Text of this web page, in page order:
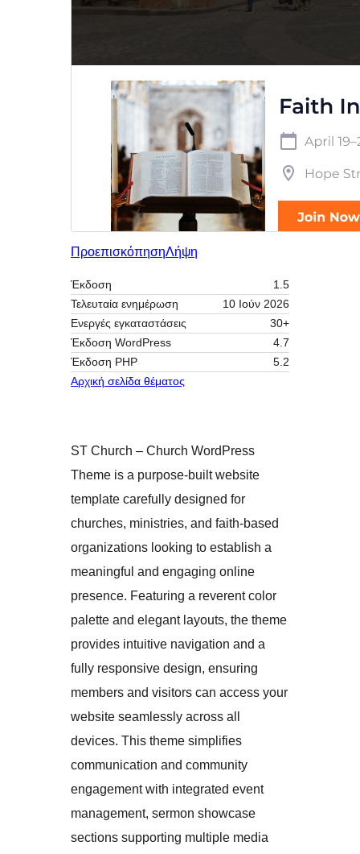
ΠροεπισκόπησηΛήψη
Έκδοση
1.5
Τελευταία ενημέρωση
10 Ιούν 2026
Ενεργές εγκαταστάσεις
30+
Έκδοση WordPress
4.7
Έκδοση ΡΗΡ
5.2
Αρχική σελίδα θέματος
ST Church – Church WordPress
Theme is a purpose-built website
template carefully designed for
churches, ministries, and faith-based
organizations looking to establish a
meaningful and engaging online
presence. Featuring a reverent color
palette and elegant layouts, the theme
provides intuitive navigation and a
fully responsive design, ensuring
members and visitors can access your
website seamlessly across all
devices. This theme simplifies
communication and community
engagement with integrated event
management, sermon showcase
sections supporting multiple media